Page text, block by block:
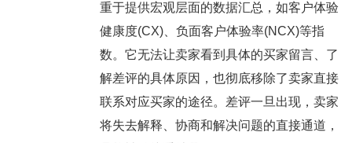
重于提供宏观层面的数据汇总，如客户体验
健康度(CX)、负面客户体验率(NCX)等指
数。它无法让卖家看到具体的买家留言、了
解差评的具体原因，也彻底移除了卖家直接
联系对应买家的途径。差评一旦出现，卖家
将失去解释、协商和解决问题的直接通道，